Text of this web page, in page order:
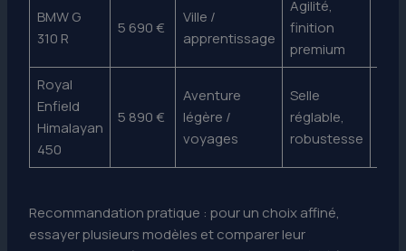
BMW G
310 R
5 690 €
Ville /
apprentissage
Agilité,
finition
premium
Royal
Enfield
Himalayan
450
5 890 €
Aventure
légère /
voyages
Selle
réglable,
robustesse
Recommandation pratique : pour un choix affiné,
essayer plusieurs modèles et comparer leur